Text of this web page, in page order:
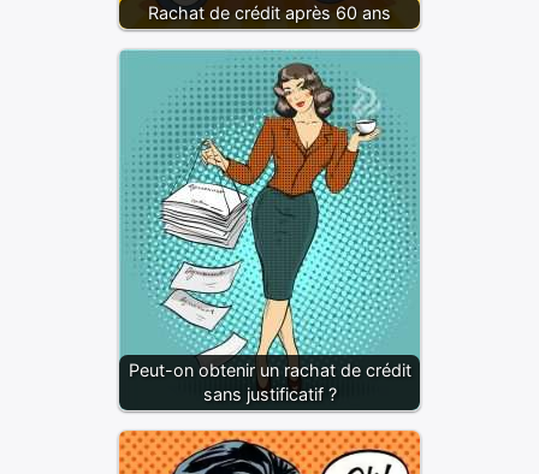
Rachat de crédit après 60 ans
Peut-on obtenir un rachat de crédit
sans justificatif ?